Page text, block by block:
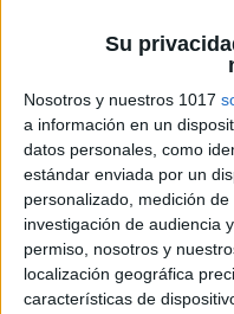
Su
Nosotros y nuestros 1017
a información en un
datos personales, como
estándar enviada por un
personalizado, medición de
investigación de audiencia
permiso, nosotros y
localización geográfica
características de
Trabajamos las